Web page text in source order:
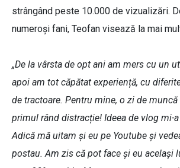
strângând peste 10.000 de vizualizări.
numeroși fani, Teofan visează la mai
„De la vârsta de opt ani am mers cu un
apoi am tot căpătat experiență, cu
de tractoare. Pentru mine, o zi de
primul rând distracție! Ideea de vlog mi-
Adică mă uitam și eu pe Youtube și
postau. Am zis că pot face și eu același